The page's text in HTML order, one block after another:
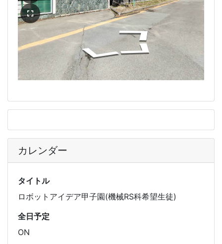
カレンダー
タイトル
ロボットアイデア甲子園(機械RS科希望生徒)
全日予定
ON